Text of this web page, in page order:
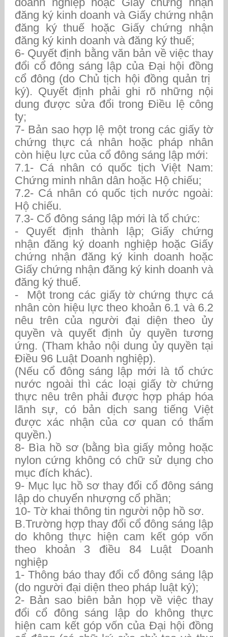
đăng ký kinh doanh và Giấy chứng nhận
đăng ký thuế hoặc Giấy chứng nhận
đăng ký kinh doanh và đăng ký thuế;
6- Quyết định bằng văn bản về việc thay
đổi cổ đông sáng lập của Đại hội đồng
cổ đông (do Chủ tịch hội đồng quản trị
ký). Quyết định phải ghi rõ những nội
dung được sửa đổi trong Điều lệ công
ty;
7- Bản sao hợp lệ một trong các giấy tờ
chứng thực cá nhân hoặc pháp nhân
còn hiệu lực của cổ đông sáng lập mới:
7.1- Cá nhân có quốc tịch Việt Nam:
Chứng minh nhân dân hoặc Hộ chiếu;
7.2- Cá nhân có quốc tịch nước ngoài:
Hộ chiếu.
7.3- Cổ đông sáng lập mới là tổ chức:
- Quyết định thành lập; Giấy chứng
nhận đăng ký doanh nghiệp hoặc Giấy
chứng nhận đăng ký kinh doanh hoặc
Giấy chứng nhận đăng ký kinh doanh và
đăng ký thuế.
- Một trong các giấy tờ chứng thực cá
nhân còn hiệu lực theo khoản 6.1 và 6.2
nêu trên của người đại diện theo ủy
quyền và quyết định ủy quyền tương
ứng. (Tham khảo nội dung ủy quyền tại
Điều 96 Luật Doanh nghiệp).
(Nếu cổ đông sáng lập mới là tổ chức
nước ngoài thì các loại giấy tờ chứng
thực nêu trên phải được hợp pháp hóa
lãnh sự, có bản dịch sang tiếng Việt
được xác nhận của cơ quan có thẩm
quyền.)
8- Bìa hồ sơ (bằng bìa giấy mỏng hoặc
nylon cứng không có chữ sử dụng cho
mục đích khác).
9- Mục lục hồ sơ thay đổi cổ đông sáng
lập do chuyển nhượng cổ phần;
10- Tờ khai thông tin người nộp hồ sơ.
B.Trường hợp thay đổi cổ đông sáng lập
do không thực hiện cam kết góp vốn
theo khoản 3 điều 84 Luật Doanh
nghiệp
1- Thông báo thay đổi cổ đông sáng lập
(do người đại diện theo pháp luật ký);
2- Bản sao biên bản họp về việc thay
đổi cổ đông sáng lập do không thực
hiện cam kết góp vốn của Đại hội đồng